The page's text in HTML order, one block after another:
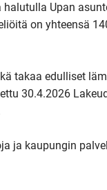
Upan
on yhteensä
takaa edulliset
30.4.2026
ja kaupungin